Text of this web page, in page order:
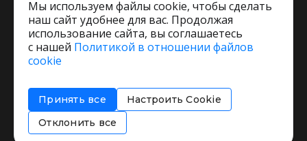
Пользовательское соглашение
Соглашение об информировании
Политика использования cookies
Мы используем файлы cookie, чтобы сделать
наш сайт удобнее для вас. Продолжая
использование сайта, вы соглашаетесь
с нашей Политикой в отношении файлов
cookie
Принять все
Настроить Cookie
Отклонить все